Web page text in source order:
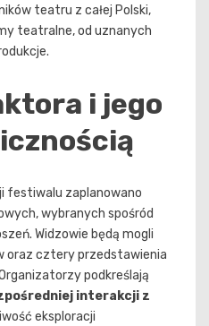
teatru z całej Polski,
teatralne, od uznanych
i jego
festiwalu zaplanowano
wybranych spośród
Widzowie będą mogli
oraz cztery przedstawienia
podkreślają
interakcji z
eksploracji